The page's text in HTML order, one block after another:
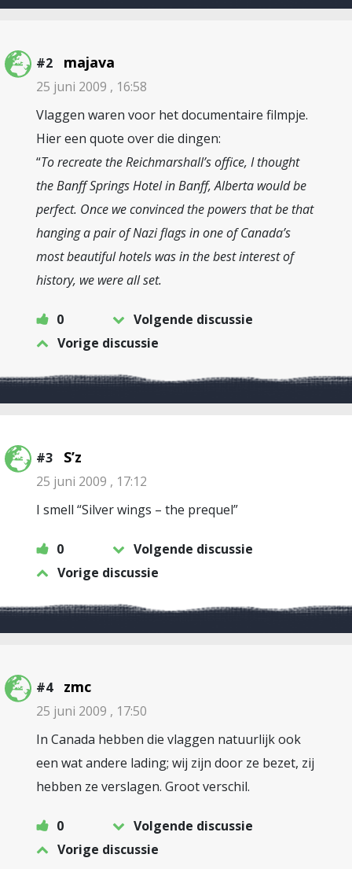
#2 majava
25 juni 2009 , 16:58
Vlaggen waren voor het documentaire filmpje.
Hier een quote over die dingen:
“To recreate the Reichmarshall’s office, I thought
the Banff Springs Hotel in Banff, Alberta would be
perfect. Once we convinced the powers that be that
hanging a pair of Nazi flags in one of Canada’s
most beautiful hotels was in the best interest of
history, we were all set.
0
Volgende discussie
Vorige discussie
#3 S’z
25 juni 2009 , 17:12
I smell “Silver wings – the prequel”
0
Volgende discussie
Vorige discussie
#4 zmc
25 juni 2009 , 17:50
In Canada hebben die vlaggen natuurlijk ook
een wat andere lading; wij zijn door ze bezet, zij
hebben ze verslagen. Groot verschil.
0
Volgende discussie
Vorige discussie